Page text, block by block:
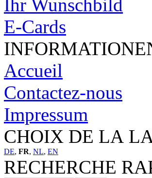
Ihr Wunschbild
E-Cards
Accueil
Contactez-nous
Impressum
CHOIX DE LA
DE, FR, NL, EN
RECHERCHE